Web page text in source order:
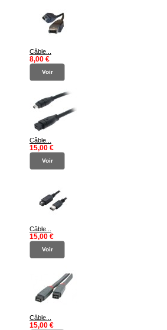
Câble...
8,00 €
Voir
Câble...
15,00 €
Voir
Câble...
15,00 €
Voir
Câble...
15,00 €